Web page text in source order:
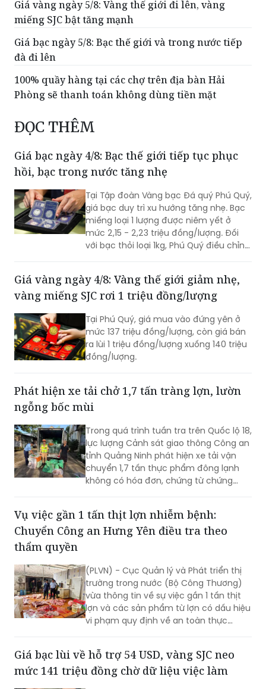
Giá vàng ngày 5/8: Vàng thế giới đi lên, vàng
miếng SJC bật tăng mạnh
Giá bạc ngày 5/8: Bạc thế giới và trong nước tiếp
đà đi lên
100% quầy hàng tại các chợ trên địa bàn Hải
Phòng sẽ thanh toán không dùng tiền mặt
ĐỌC THÊM
Giá bạc ngày 4/8: Bạc thế giới tiếp tục phục
hồi, bạc trong nước tăng nhẹ
Tại Tập đoàn Vàng bạc Đá quý Phú Quý,
giá bạc duy trì xu hướng tăng nhẹ. Bạc
miếng loại 1 lượng được niêm yết ở
mức 2,15 - 2,23 triệu đồng/lượng. Đối
với bạc thỏi loại 1kg, Phú Quý điều chỉnh
Giá vàng ngày 4/8: Vàng thế giới giảm nhẹ,
vàng miếng SJC rơi 1 triệu đồng/lượng
Tại Phú Quý, giá mua vào đứng yên ở
mức 137 triệu đồng/lượng, còn giá bán
ra lùi 1 triệu đồng/lượng xuống 140 triệu
đồng/lượng.
Phát hiện xe tải chở 1,7 tấn tràng lợn, lườn
ngỗng bốc mùi
Trong quá trình tuần tra trên Quốc lộ 18,
lực lượng Cảnh sát giao thông Công an
tỉnh Quảng Ninh phát hiện xe tải vận
chuyển 1,7 tấn thực phẩm đông lạnh
không có hóa đơn, chứng từ chứng
Vụ việc gần 1 tấn thịt lợn nhiễm bệnh:
Chuyển Công an Hưng Yên điều tra theo
thẩm quyền
(PLVN) - Cục Quản lý và Phát triển thị
trường trong nước (Bộ Công Thương)
vừa thông tin về sự việc gần 1 tấn thịt
lợn và các sản phẩm từ lợn có dấu hiệu
vi phạm quy định về an toàn thực
châu Phi. Sự việc đã được Đội Quản lý
thị trường (QLTT) số 9, Chi cục QLTT
Giá bạc lùi về hỗ trợ 54 USD, vàng SJC neo
mức 141 triệu đồng chờ dữ liệu việc làm